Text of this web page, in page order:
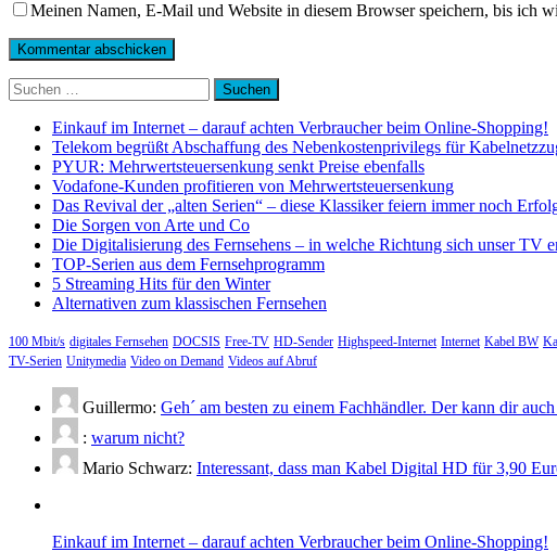
Meinen Namen, E-Mail und Website in diesem Browser speichern, bis ich
Suchen
nach:
Einkauf im Internet – darauf achten Verbraucher beim Online-Shopping!
Telekom begrüßt Abschaffung des Nebenkostenprivilegs für
PYUR: Mehrwertsteuersenkung senkt Preise ebenfalls
Vodafone-Kunden profitieren von Mehrwertsteuersenkung
Das Revival der „alten Serien“ – diese Klassiker feiern immer noch
Die Sorgen von Arte und Co
Die Digitalisierung des Fernsehens – in welche Richtung sich unser TV
TOP-Serien aus dem Fernsehprogramm
5 Streaming Hits für den Winter
Alternativen zum klassischen Fernsehen
100 Mbit/s digitales Fernsehen DOCSIS Free-TV HD-Sender Highspeed-Internet Internet Kabel BW
TV-Serien Unitymedia Video on Demand Videos auf Abruf
Guillermo: Geh´ am besten zu einem Fachhändler. Der kann dir
: warum nicht?
Mario Schwarz: Interessant, dass man Kabel Digital HD für 3,90
Einkauf im Internet – darauf achten Verbraucher beim Online-Shopping!